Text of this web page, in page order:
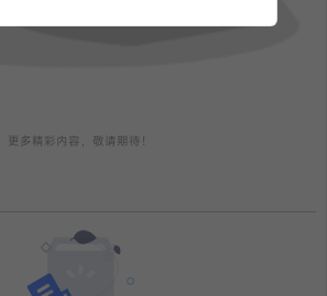
更多精彩内容，敬请期待！